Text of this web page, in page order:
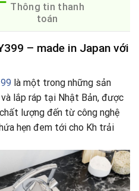
Thông tin thanh
toán
– made in Japan với
là một trong những sản
lắp ráp tại Nhật Bản, được
lượng đến từ công nghệ
hẹn đem tới cho Kh trải